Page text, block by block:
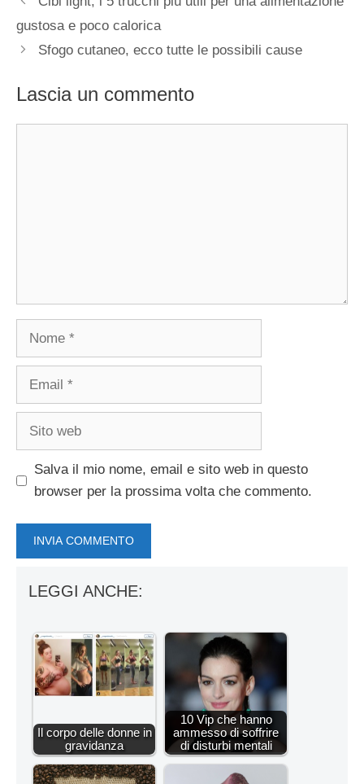
gustosa e poco calorica
Sfogo cutaneo, ecco tutte le possibili cause
Lascia un commento
Nome
Email
Sito
Salva il mio nome, email e sito web in questo
browser per la prossima volta che commento.
LEGGI ANCHE:
Il corpo delle donne in
gravidanza
10 Vip che hanno
ammesso di soffrire
di disturbi mentali